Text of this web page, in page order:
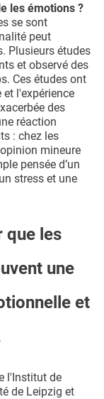
les émotions ?
se sont
peut
Plusieurs études
et observé des
Ces études ont
l'expérience
des
réaction
: chez les
mineure
pensée d’un
stress et une
que les
une
et
l'Institut de
de Leipzig et